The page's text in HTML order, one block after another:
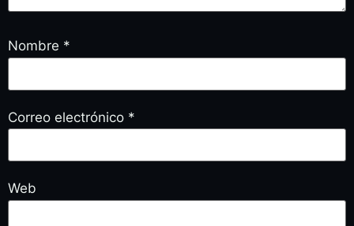
Nombre *
Correo electrónico *
Web